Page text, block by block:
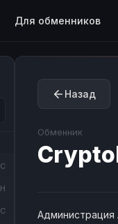
Для обменников
Назад
Обменник
Администрация